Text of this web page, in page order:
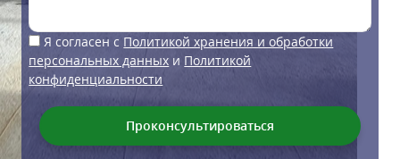
Я согласен с Политикой хранения и обработки
персональных данных и Политикой
конфиденциальности